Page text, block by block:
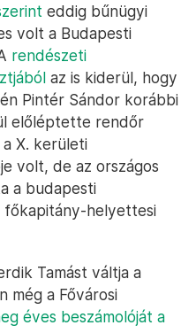
eddig bűnügyi
volt a Budapesti
rendészeti
az is kiderül, hogy
Pintér Sándor korábbi
előléptette rendőr
X. kerületi
volt, de az országos
a budapesti
helyettesi
Tamást váltja a
még a Fővárosi
éves beszámolóját a